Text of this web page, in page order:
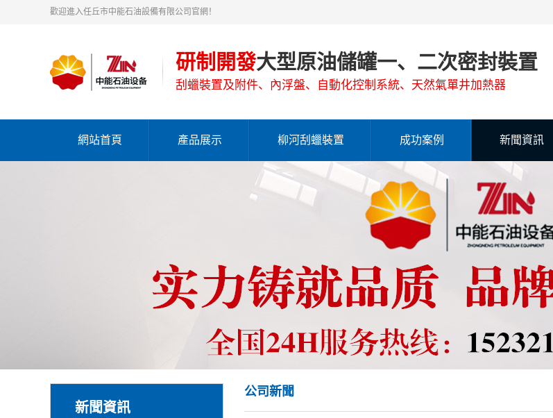
歡迎進入任丘市中能石油設備有限公司官網！
研制開發大型原油儲罐一、二次密封裝置
刮蠟裝置及附件、內浮盤、自動化控制系統、天然氣單井加熱器
網站首頁 產品展示 柳河刮蠟裝置 成功案例 新聞資訊
新聞資訊
公司新聞